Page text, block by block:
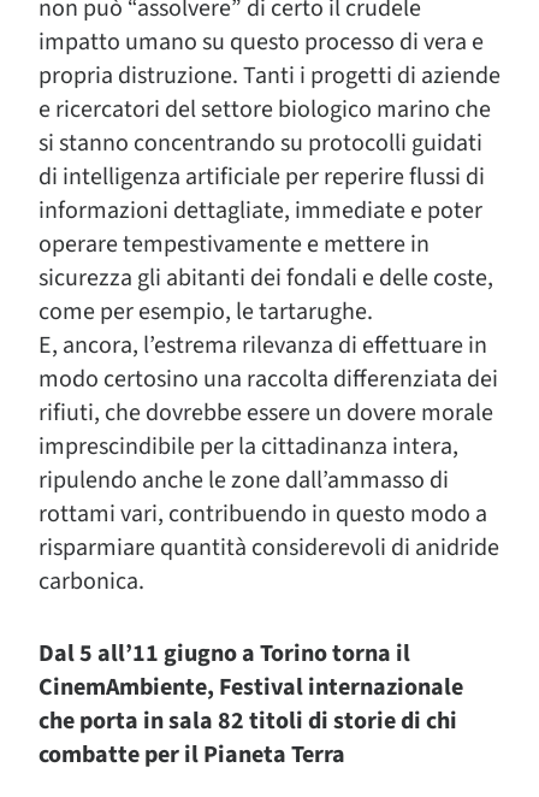
non può “assolvere” di certo il crudele
impatto umano su questo processo di vera e
propria distruzione. Tanti i progetti di aziende
e ricercatori del settore biologico marino che
si stanno concentrando su protocolli guidati
di intelligenza artificiale per reperire flussi di
informazioni dettagliate, immediate e poter
operare tempestivamente e mettere in
sicurezza gli abitanti dei fondali e delle coste,
come per esempio, le tartarughe.
E, ancora, l’estrema rilevanza di effettuare in
modo certosino una raccolta differenziata dei
rifiuti, che dovrebbe essere un dovere morale
imprescindibile per la cittadinanza intera,
ripulendo anche le zone dall’ammasso di
rottami vari, contribuendo in questo modo a
risparmiare quantità considerevoli di anidride
carbonica.
Dal 5 all’11 giugno a Torino torna il
CinemAmbiente, Festival internazionale
che porta in sala 82 titoli di storie di chi
combatte per il Pianeta Terra